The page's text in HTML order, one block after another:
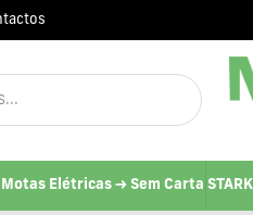
Motas Elétricas -> Sem Carta